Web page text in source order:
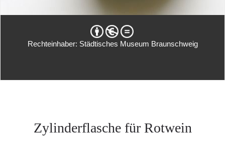
Rechteinhaber: Städtisches Museum Braunschweig
Zylinderflasche für Rotwein